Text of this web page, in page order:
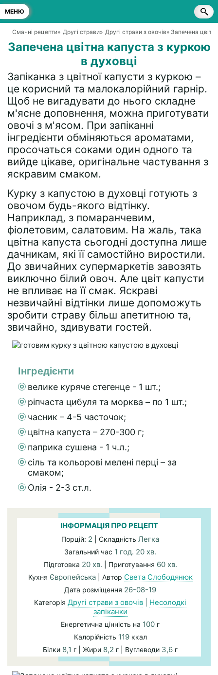
МЕНЮ
Смачні рецепти» Другі страви» Другі страви з овочів» Запечена
Запечена цвітна капуста з куркою
в духовці
Запіканка з цвітної капусти з куркою –
це корисний та малокалорійний гарнір.
Щоб не вигадувати до нього складне
м'ясне доповнення, можна приготувати
овочі з м'ясом. При запіканні
інгредієнти обміняються ароматами,
просочаться соками один одного та
вийде цікаве, оригінальне частування з
яскравим смаком.
Курку з капустою в духовці готують з
овочом будь-якого відтінку.
Наприклад, з помаранчевим,
фіолетовим, салатовим. На жаль, така
цвітна капуста сьогодні доступна лише
дачникам, які її самостійно виростили.
До звичайних супермаркетів завозять
виключно білий овоч. Але цвіт капусти
не впливає на її смак. Яскраві
незвичайні відтінки лише допоможуть
зробити страву більш апетитною та,
звичайно, здивувати гостей.
Інгредієнти
велике куряче стегенце - 1 шт.;
ріпчаста цибуля та морква – по 1 шт.;
часник – 4-5 часточок;
цвітна капуста – 270-300 г;
паприка сушена - 1 ч.л.;
сіль та кольорові мелені перці – за
смаком;
Олія - 2-3 ст.л.
ІНФОРМАЦІЯ ПРО РЕЦЕПТ
Порцій: 2 | Складність Легка
Загальний час 1 год. 20 хв.
Підготовка 20 хв. | Приготування 60 хв.
Кухня Європейська| Автор Света Слободянюк
Дата розміщення 26-08-19
Категорія Другі страви з овочів
Несолодкі
запіканки
Енергетична цінність на 100 г
Калорійність 119ккал
Білки 8,1 г | Жири 8,2 г | Вуглеводи 3,6 г